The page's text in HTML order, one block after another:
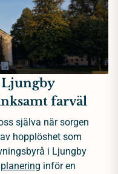
Ljungby
farväl
själva när sorgen
hopplöshet som
i Ljungby
planering inför en